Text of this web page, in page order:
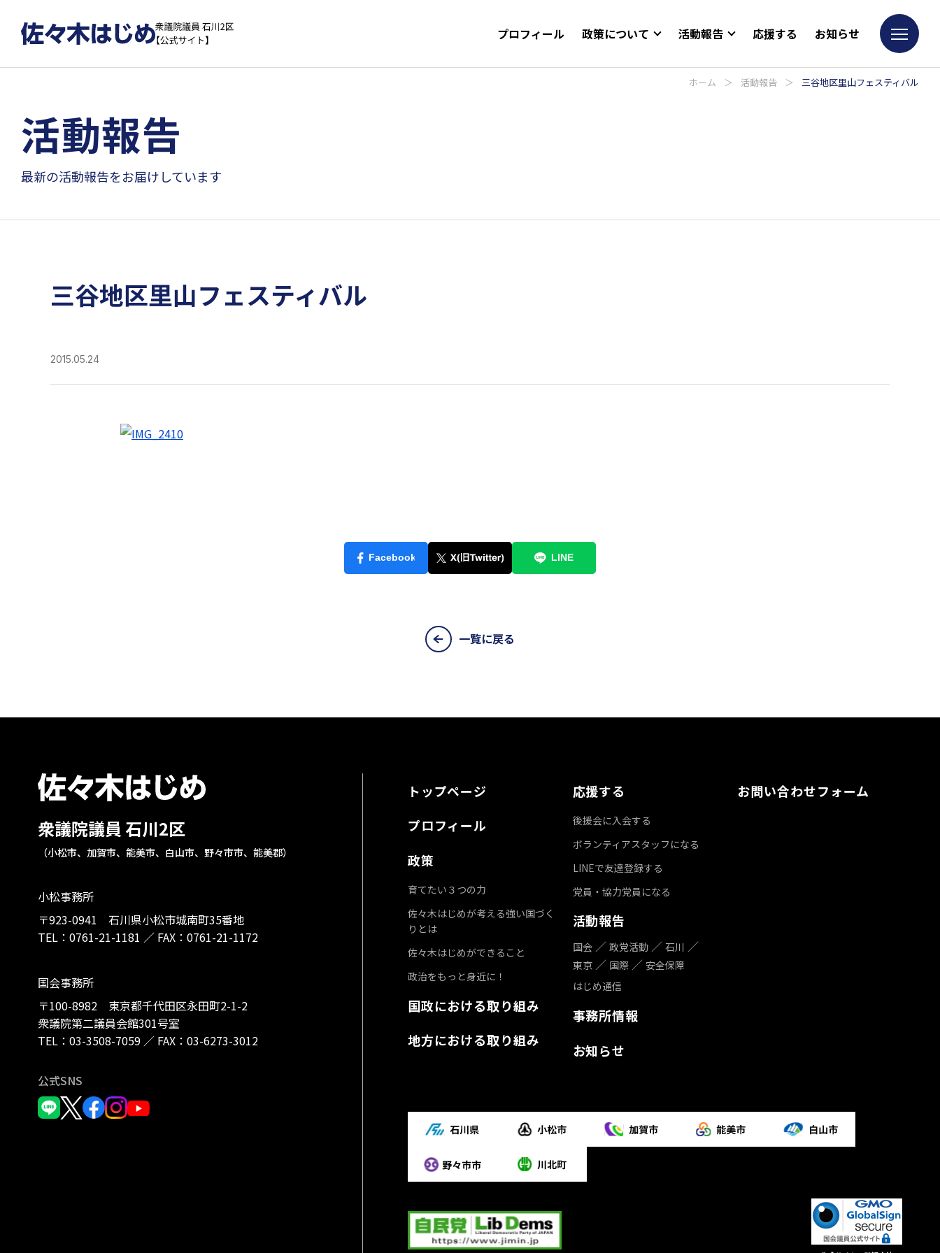
プロフィール 政策について 活動報告 応援する お知らせ
ホーム ＞ 活動報告 ＞ 三谷地区里山フェスティバル
活動報告
最新の活動報告をお届けしています
三谷地区里山フェスティバル
2015.05.24
一覧に戻る
衆議院議員 石川2区
（小松市、加賀市、能美市、白山市、野々市市、能美郡）
小松事務所
〒923-0941 石川県小松市城南町35番地
TEL： 0761-21-1181 ／ FAX：0761-21-1172
国会事務所
〒100-8982 東京都千代田区永田町2-1-2
衆議院第二議員会館301号室
TEL： 03-3508-7059／ FAX：03-6273-3012
公式SNS
トップページ
プロフィール
政策
育てたい３つの力
佐々木はじめが考える強い国づく
りとは
佐々木はじめができること
政治をもっと身近に！
国政における取り組み
地方における取り組み
応援する
後援会に入会する
ボランティアスタッフになる
LINEで友達登録する
党員・協力党員になる
活動報告
国会 政党活動
石川
東京
国際
安全保障
はじめ通信
事務所情報
お知らせ
お問い合わせフォーム